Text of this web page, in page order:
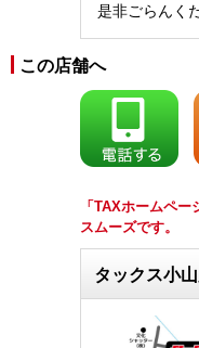
是非ごらんく
この店舗へ
「TAXホームペ
スムーズです。
タックス小